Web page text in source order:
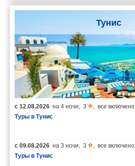
Тунис
с 12.08.2026 на 4 ночи, 3 , все включено
Туры в Тунис
с 09.08.2026 на 3 ночи, 3 , все включено
Туры в Тунис